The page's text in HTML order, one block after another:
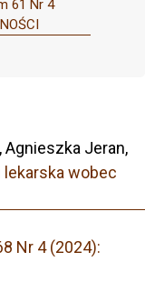
61 Nr 4
Jeran,
lekarska wobec
Nr 4 (2024):